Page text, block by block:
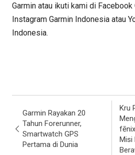
Garmin atau ikuti kami di Facebook
Instagram Garmin Indonesia atau
Indonesia.
Garmin Rayakan 20
Tahun Forerunner,
Smartwatch GPS
Pertama di Dunia
Kru
Misi